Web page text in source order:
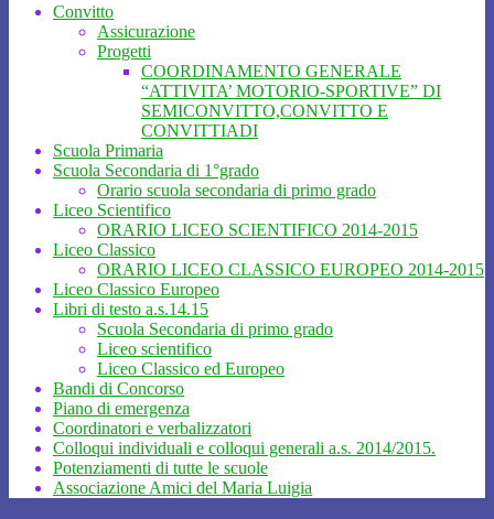
Convitto
Assicurazione
Progetti
COORDINAMENTO GENERALE
“ATTIVITA’ MOTORIO-SPORTIVE” DI
SEMICONVITTO,CONVITTO E
CONVITTIADI
Scuola Primaria
Scuola Secondaria di 1°grado
Orario scuola secondaria di primo grado
Liceo Scientifico
ORARIO LICEO SCIENTIFICO 2014-2015
Liceo Classico
ORARIO LICEO CLASSICO EUROPEO 2014-2015
Liceo Classico Europeo
Libri di testo a.s.14.15
Scuola Secondaria di primo grado
Liceo scientifico
Liceo Classico ed Europeo
Bandi di Concorso
Piano di emergenza
Coordinatori e verbalizzatori
Colloqui individuali e colloqui generali a.s. 2014/2015.
Potenziamenti di tutte le scuole
Associazione Amici del Maria Luigia